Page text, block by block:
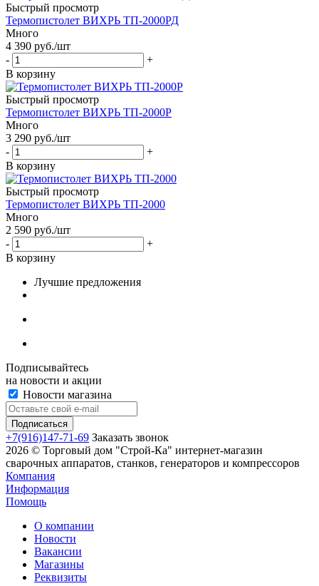
Быстрый просмотр
Термопистолет ВИХРЬ ТП-2000РД
Много
4 390 руб./шт
-
+
В корзину
Быстрый просмотр
Термопистолет ВИХРЬ ТП-2000Р
Много
3 290 руб./шт
-
+
В корзину
Быстрый просмотр
Термопистолет ВИХРЬ ТП-2000
Много
2 590 руб./шт
-
+
В корзину
Лучшие предложения
Подписывайтесь
на новости и акции
Новости магазина
+7(916)147-71-69 Заказать звонок
2026 © Торговый дом "Строй-Ка" интернет-магазин
сварочных аппаратов, станков, генераторов и компрессоров
Компания
Информация
Помощь
О компании
Новости
Вакансии
Магазины
Реквизиты